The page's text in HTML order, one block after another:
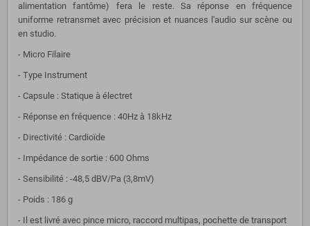
alimentation fantôme) fera le reste. Sa réponse en fréquence
uniforme retransmet avec précision et nuances l'audio sur scène ou
en studio.
- Micro Filaire
- Type Instrument
- Capsule : Statique à électret
- Réponse en fréquence : 40Hz à 18kHz
- Directivité : Cardioïde
- Impédance de sortie : 600 Ohms
- Sensibilité : -48,5 dBV/Pa (3,8mV)
- Poids : 186 g
- Il est livré avec pince micro, raccord multipas, pochette de transport